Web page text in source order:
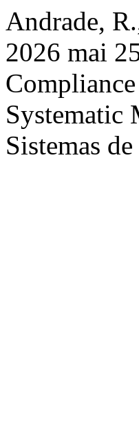
Andrade,
2026 mai
Systematic
Sistemas